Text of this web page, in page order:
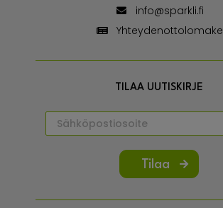
info@sparkli.fi
Yhteydenottolomake
TILAA UUTISKIRJE
Tilaa